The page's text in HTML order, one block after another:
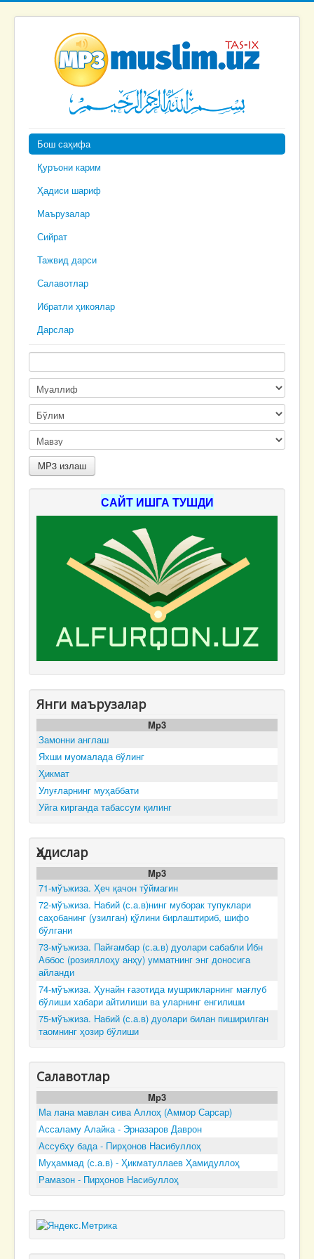
Бош саҳифа
Қуръони карим
Ҳадиси шариф
Маърузалар
Сийрат
Тажвид дарси
Салавотлар
Ибратли ҳикоялар
Дарслар
САЙТ ИШГА ТУШДИ
Янги маърузалар
Mp3
Замонни англаш
Яхши муомалада бўлинг
Ҳикмат
Улуғларнинг муҳаббати
Уйга кирганда табассум қилинг
Ҳадислар
Mp3
71-мўъжиза. Ҳеч қачон тўймагин
72-мўъжиза. Набий (с.а.в)нинг муборак тупуклари
саҳобанинг (узилган) қўлини бирлаштириб, шифо
бўлгани
73-мўъжиза. Пайғамбар (с.а.в) дуолари сабабли Ибн
Аббос (розияллоҳу анҳу) умматнинг энг доносига
айланди
74-мўъжиза. Ҳунайн ғазотида мушрикларнинг мағлуб
бўлиши хабари айтилиши ва уларнинг енгилиши
75-мўъжиза. Набий (с.а.в) дуолари билан пиширилган
таомнинг ҳозир бўлиши
Салавотлар
Mp3
Ма лана мавлан сива Аллоҳ (Аммор Сарсар)
Ассаламу Алайка - Эрназаров Даврон
Ассубҳу бада - Пирҳонов Насибуллоҳ
Муҳаммад (с.а.в) - Ҳикматуллаев Ҳамидуллоҳ
Рамазон - Пирҳонов Насибуллоҳ